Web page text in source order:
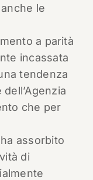
le
a parità
incassata
tendenza
che per
assorbito
di